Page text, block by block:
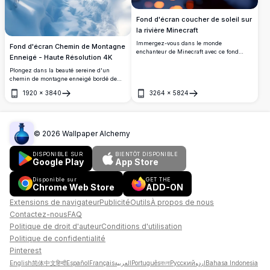
Fond d'écran Chemin de Montagne
Enneigé - Haute Résolution 4K
Plongez dans la beauté sereine d'un
chemin de montagne enneigé bordé de
résolution capture les sommets
1920 × 3840
Ouvrir
Fond d'écran coucher de soleil sur
la rivière Minecraft
Immergez-vous dans le monde
enchanteur de Minecraft avec ce fond
paysages virtuels sereins. Parfait pour les
Minecraft.
3264 × 5824
Ouvrir
© 2026 Wallpaper Alchemy
DISPONIBLE SUR
Google Play
BIENTÔT DISPONIBLE
App Store
Disponible sur
Chrome Web Store
GET THE
ADD-ON
Extensions de navigateurPublicitéOutilsÀ propos de nous
Contactez-nousFAQ
Politique de droit d'auteurConditions d'utilisation
Politique de confidentialité
Pinterest
English简体中文हिन्दीEspañolFrançaisالعربيةPortuguêsবাংলাРусскийاردوBahasa Indonesia